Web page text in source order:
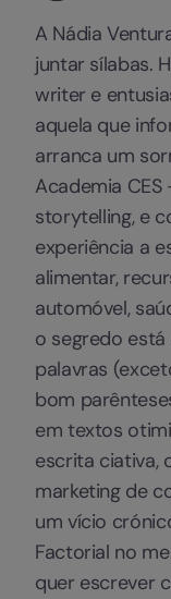
A Nádia
juntar sílabas.
writer e
aquela que
arranca um
Academia
storytelling, e
experiência a
alimentar,
automóvel,
o segredo
palavras
bom
em textos
escrita ciativa,
marketing de
um vício
Factorial no
quer escrever